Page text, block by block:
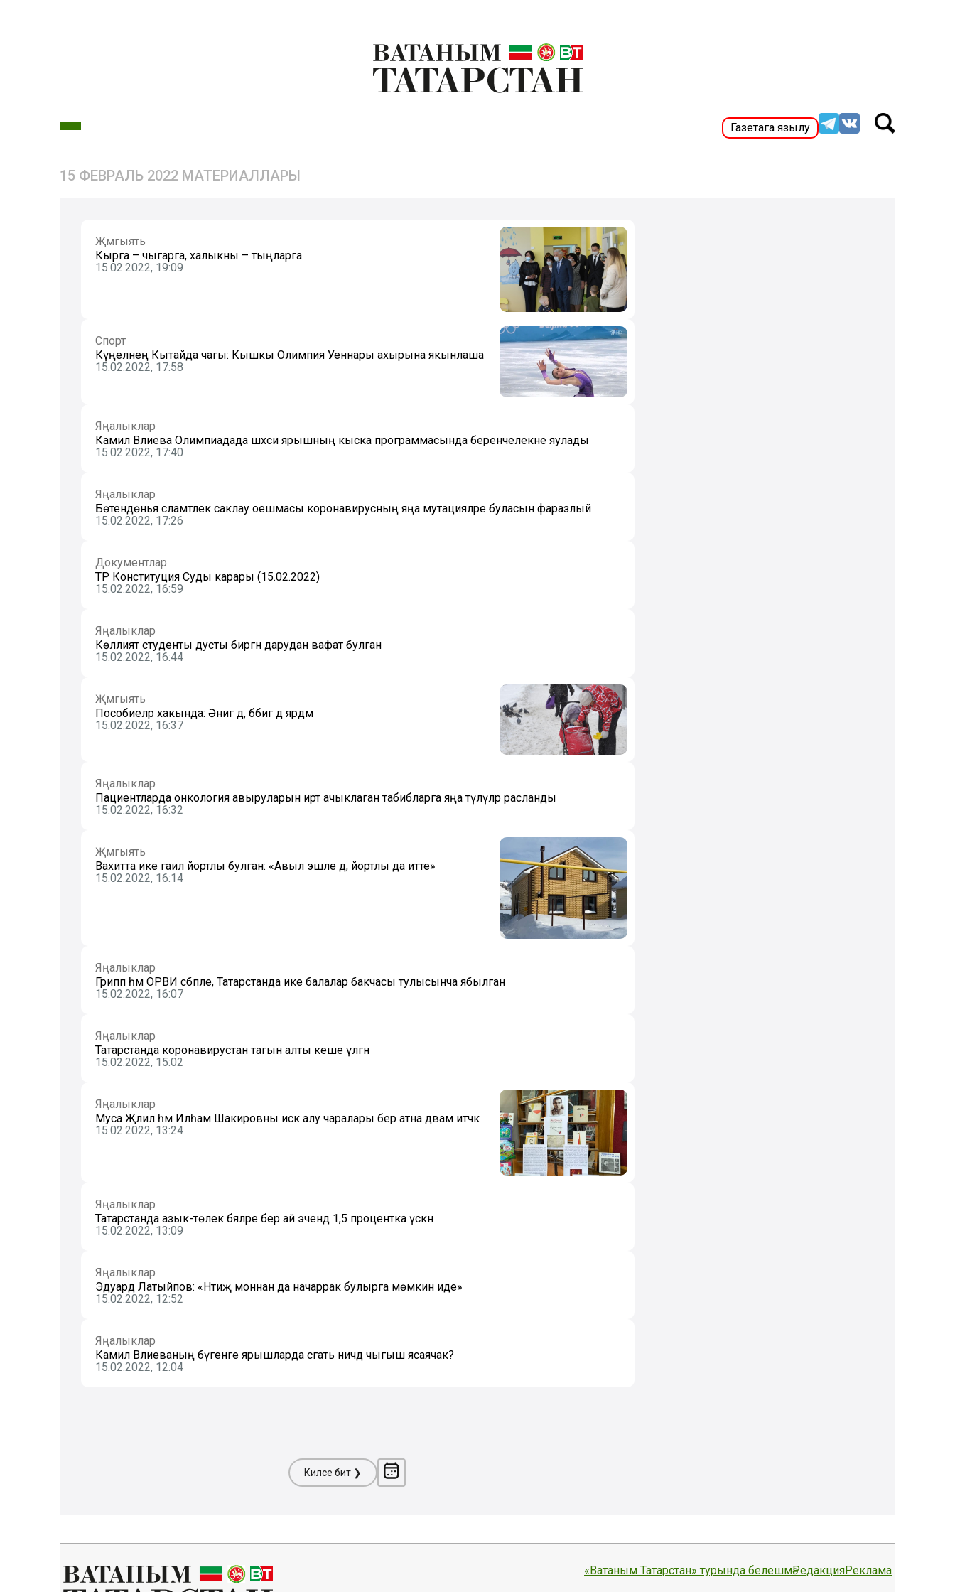
Газетага язылу
15 ФЕВРАЛЬ 2022 МАТЕРИАЛЛАРЫ
Җәмгыять
Кырга – чыгарга, халыкны – тыңларга
15.02.2022, 19:09
Спорт
Күңелнең Кытайда чагы: Кышкы Олимпия Уеннары ахырына якынлаша
15.02.2022, 17:58
Яңалыклар
Камилә Вәлиева Олимпиадада шәхси ярышның кыска программасында беренчелекне яулады
15.02.2022, 17:40
Яңалыклар
Бөтендөнья сәламәтлек саклау оешмасы коронавирусның яңа мутацияләре буласын фаразлый
15.02.2022, 17:26
Документлар
ТР Конституция Суды карары (15.02.2022)
15.02.2022, 16:59
Яңалыклар
Көллият студенты дусты биргән дарудан вафат булган
15.02.2022, 16:44
Җәмгыять
Пособиеләр хакында: Әнигә дә, бәбигә дә ярдәм
15.02.2022, 16:37
Яңалыклар
Пациентларда онкология авыруларын иртә ачыклаган табибларга яңа түләүләр расланды
15.02.2022, 16:32
Җәмгыять
Вахитта ике гаилә йортлы булган: «Авыл эшле дә, йортлы да итте»
15.02.2022, 16:14
Яңалыклар
Грипп һәм ОРВИ сәбәпле, Татарстанда ике балалар бакчасы тулысынча ябылган
15.02.2022, 16:07
Яңалыклар
Татарстанда коронавирустан тагын алты кеше үлгән
15.02.2022, 15:02
Яңалыклар
Муса Җәлил һәм Илһам Шакировны искә алу чаралары бер атна дәвам итәчәк
15.02.2022, 13:24
Яңалыклар
Татарстанда азык-төлек бәяләре бер ай эчендә 1,5 процентка үскән
15.02.2022, 13:09
Яңалыклар
Эдуард Латыйпов: «Нәтиҗә моннан да начаррак булырга мөмкин иде»
15.02.2022, 12:52
Яңалыклар
Камилә Вәлиеваның бүгенге ярышларда сәгать ничәдә чыгыш ясаячак?
15.02.2022, 12:04
Киләсе бит ❯
«Ватаным Татарстан» турында белешмәРедакцияРеклама